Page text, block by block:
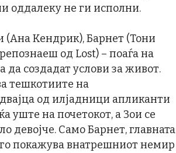
оддалеку не ги исполни.
(Ана Кендрик), Барнет (Тони
од Lost) – поаѓа на
создадат услови за живот.
тешкотиите на
од илјадници апликанти
уште на почетокот, а Зои се
девојче. Само Барнет, главната
покажува внатрешниот немир